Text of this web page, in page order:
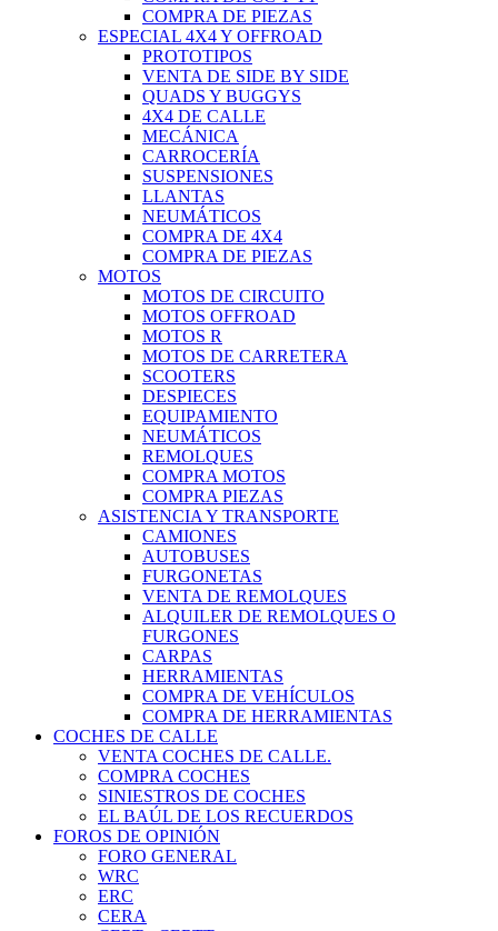
COMPRA DE PIEZAS
ESPECIAL 4X4 Y OFFROAD
PROTOTIPOS
VENTA DE SIDE BY SIDE
QUADS Y BUGGYS
4X4 DE CALLE
MECÁNICA
CARROCERÍA
SUSPENSIONES
LLANTAS
NEUMÁTICOS
COMPRA DE 4X4
COMPRA DE PIEZAS
MOTOS
MOTOS DE CIRCUITO
MOTOS OFFROAD
MOTOS R
MOTOS DE CARRETERA
SCOOTERS
DESPIECES
EQUIPAMIENTO
NEUMÁTICOS
REMOLQUES
COMPRA MOTOS
COMPRA PIEZAS
ASISTENCIA Y TRANSPORTE
CAMIONES
AUTOBUSES
FURGONETAS
VENTA DE REMOLQUES
ALQUILER DE REMOLQUES O
FURGONES
CARPAS
HERRAMIENTAS
COMPRA DE VEHÍCULOS
COMPRA DE HERRAMIENTAS
COCHES DE CALLE
VENTA COCHES DE CALLE.
COMPRA COCHES
SINIESTROS DE COCHES
EL BAÚL DE LOS RECUERDOS
FOROS DE OPINIÓN
FORO GENERAL
WRC
ERC
CERA